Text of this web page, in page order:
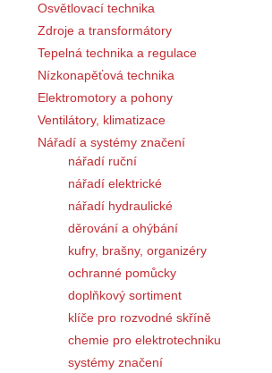
Osvětlovací technika
Zdroje a transformátory
Tepelná technika a regulace
Nízkonapěťová technika
Elektromotory a pohony
Ventilátory, klimatizace
Nářadí a systémy značení
nářadí ruční
nářadí elektrické
nářadí hydraulické
děrování a ohýbání
kufry, brašny, organizéry
ochranné pomůcky
doplňkový sortiment
klíče pro rozvodné skříně
chemie pro elektrotechniku
systémy značení